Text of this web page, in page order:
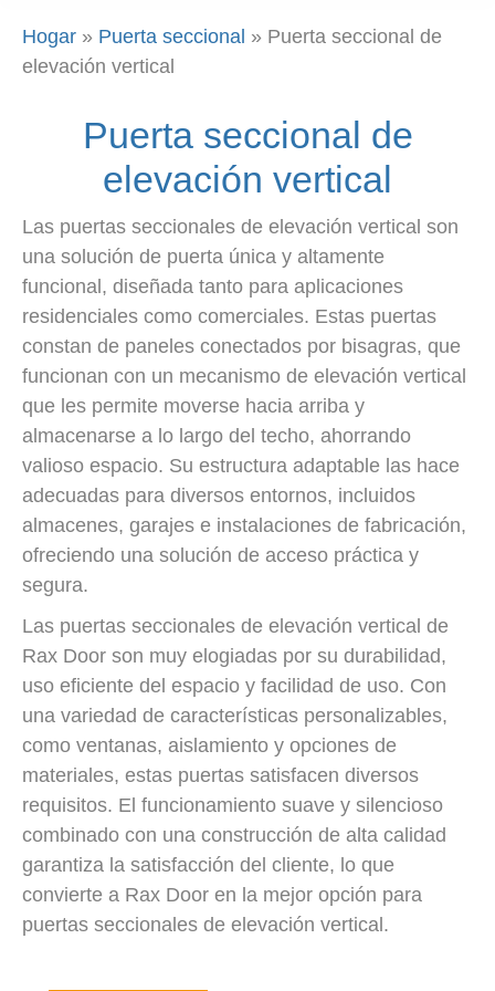
Hogar » Puerta seccional » Puerta seccional de
elevación vertical
Puerta seccional de
elevación vertical
Las puertas seccionales de elevación vertical son
una solución de puerta única y altamente
funcional, diseñada tanto para aplicaciones
residenciales como comerciales. Estas puertas
constan de paneles conectados por bisagras, que
funcionan con un mecanismo de elevación vertical
que les permite moverse hacia arriba y
almacenarse a lo largo del techo, ahorrando
valioso espacio. Su estructura adaptable las hace
adecuadas para diversos entornos, incluidos
almacenes, garajes e instalaciones de fabricación,
ofreciendo una solución de acceso práctica y
segura.
Las puertas seccionales de elevación vertical de
Rax Door son muy elogiadas por su durabilidad,
uso eficiente del espacio y facilidad de uso. Con
una variedad de características personalizables,
como ventanas, aislamiento y opciones de
materiales, estas puertas satisfacen diversos
requisitos. El funcionamiento suave y silencioso
combinado con una construcción de alta calidad
garantiza la satisfacción del cliente, lo que
convierte a Rax Door en la mejor opción para
puertas seccionales de elevación vertical.